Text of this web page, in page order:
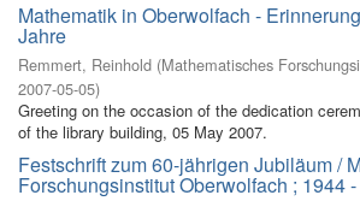
Mathematik in Oberwolfach -
Jahre
Remmert, Reinhold (Mathematisches
2007-05-05)
Greeting on the occasion of the dedication
of the library building, 05 May 2007.
Festschrift zum 60-jährigen Jubiläum /
Forschungsinstitut Oberwolfach ; 1944